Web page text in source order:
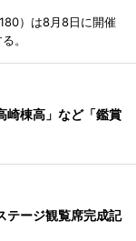
）は8月8日に開催
。
崎棟高」など「鑑賞
テージ観覧席完成記